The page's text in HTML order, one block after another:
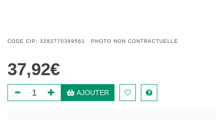
CODE CIP: 3282770399561 PHOTO NON CONTRACTUELLE
37,92€
AJOUTER